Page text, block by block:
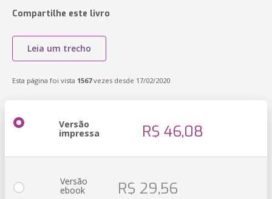
Compartilhe este livro
Leia um trecho
Esta página foi vista 1567vezes desde 17/02/2020
Versão
impressa R$ 46,08
Versão
ebook R$ 29,56